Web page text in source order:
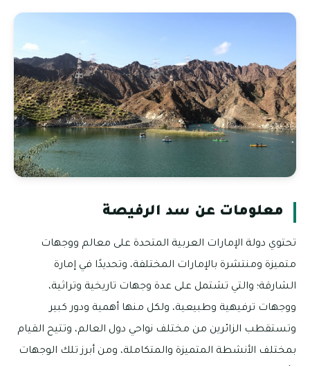
معلومات عن سد الرفيصة
تحتوي دولة الإمارات العربية المتحدة على معالم ووجهات
متميزة ومنتشرة بالإمارات المختلفة، وتحديدًا في إمارة
الشارقة؛ والتي تشتمل على عدة وجهات تاريخية وتراثية،
ووجهات ترفيهية وطبيعية، ولكل منها أهمية ودور كبير
وتستقطب الزائرين من مختلف نواحي دول العالم، وتتيح القيام
بمختلف الأنشطة المتميزة والمتكاملة، ومن أبرز تلك الوجهات